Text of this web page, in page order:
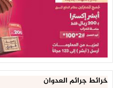
خرائط جرائم العدوان